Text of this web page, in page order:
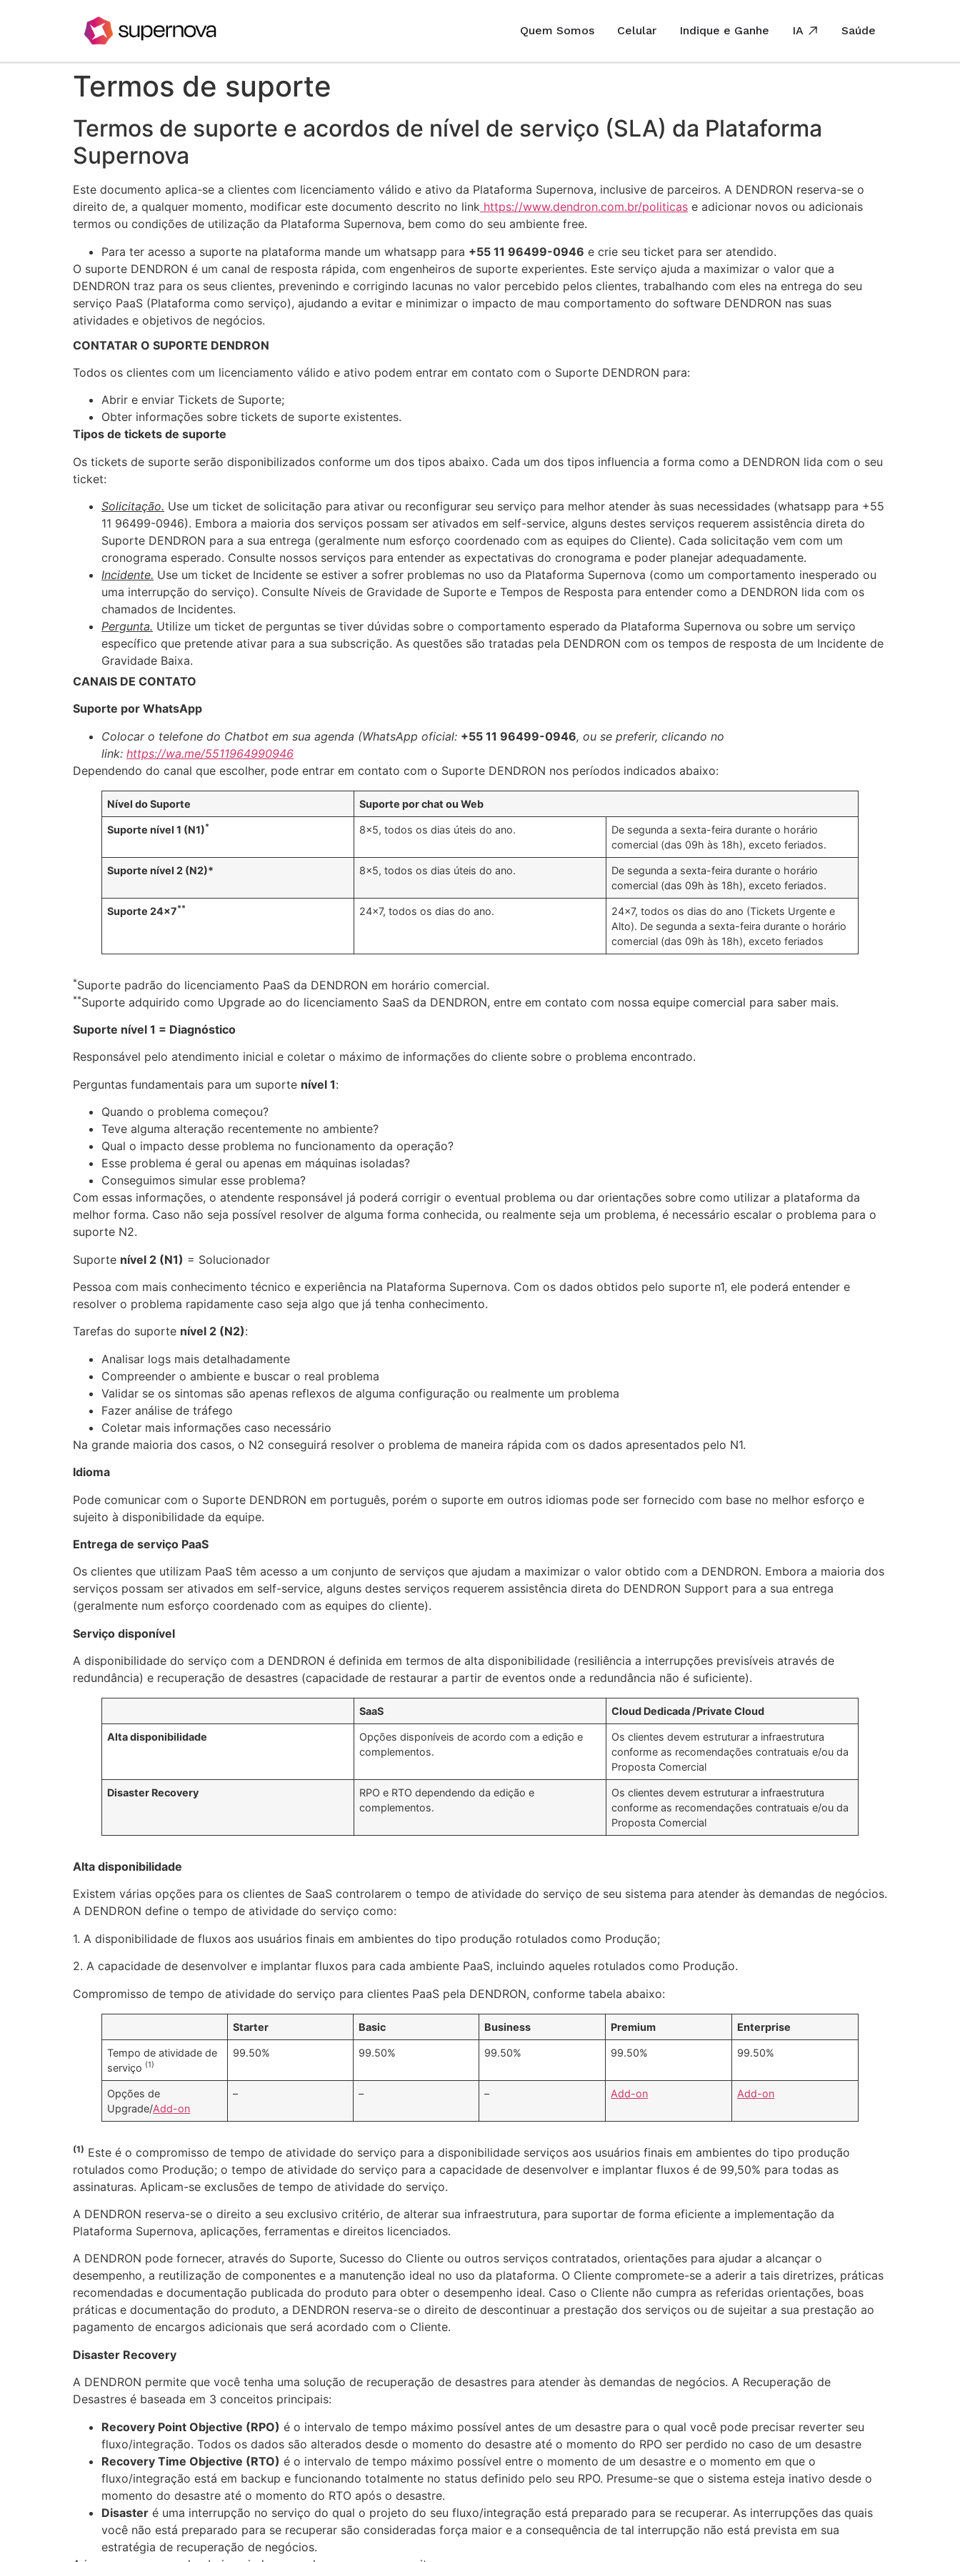
Quem Somos Celular Indique e Ganhe IA Saúde
Termos de suporte
Termos de suporte e acordos de nível de serviço (SLA) da Plataforma
Supernova
Este documento aplica-se a clientes com licenciamento válido e ativo da Plataforma Supernova, inclusive de parceiros. A DENDRON reserva-se o
direito de, a qualquer momento, modificar este documento descrito no link https://www.dendron.com.br/politicas e adicionar novos ou adicionais
termos ou condições de utilização da Plataforma Supernova, bem como do seu ambiente free.
Para ter acesso a suporte na plataforma mande um whatsapp para +55 11 96499-0946 e crie seu ticket para ser atendido.
O suporte DENDRON é um canal de resposta rápida, com engenheiros de suporte experientes. Este serviço ajuda a maximizar o valor que a
DENDRON traz para os seus clientes, prevenindo e corrigindo lacunas no valor percebido pelos clientes, trabalhando com eles na entrega do seu
serviço PaaS (Plataforma como serviço), ajudando a evitar e minimizar o impacto de mau comportamento do software DENDRON nas suas
atividades e objetivos de negócios.
CONTATAR O SUPORTE DENDRON
Todos os clientes com um licenciamento válido e ativo podem entrar em contato com o Suporte DENDRON para:
Abrir e enviar Tickets de Suporte;
Obter informações sobre tickets de suporte existentes.
Tipos de tickets de suporte
Os tickets de suporte serão disponibilizados conforme um dos tipos abaixo. Cada um dos tipos influencia a forma como a DENDRON lida com o seu
ticket:
Solicitação. Use um ticket de solicitação para ativar ou reconfigurar seu serviço para melhor atender às suas necessidades (whatsapp para +55
11 96499-0946). Embora a maioria dos serviços possam ser ativados em self-service, alguns destes serviços requerem assistência direta do
Suporte DENDRON para a sua entrega (geralmente num esforço coordenado com as equipes do Cliente). Cada solicitação vem com um
cronograma esperado. Consulte nossos serviços para entender as expectativas do cronograma e poder planejar adequadamente.
Incidente. Use um ticket de Incidente se estiver a sofrer problemas no uso da Plataforma Supernova (como um comportamento inesperado ou
uma interrupção do serviço). Consulte Níveis de Gravidade de Suporte e Tempos de Resposta para entender como a DENDRON lida com os
chamados de Incidentes.
Pergunta. Utilize um ticket de perguntas se tiver dúvidas sobre o comportamento esperado da Plataforma Supernova ou sobre um serviço
específico que pretende ativar para a sua subscrição. As questões são tratadas pela DENDRON com os tempos de resposta de um Incidente de
Gravidade Baixa.
CANAIS DE CONTATO
Suporte por WhatsApp
Colocar o telefone do Chatbot em sua agenda (WhatsApp oficial: +55 11 96499-0946, ou se preferir, clicando no
link: https://wa.me/5511964990946
Dependendo do canal que escolher, pode entrar em contato com o Suporte DENDRON nos períodos indicados abaixo:
Nível do Suporte Suporte por chat ou Web
Suporte nível 1 (N1)* 8×5, todos os dias úteis do ano.
De segunda a sexta-feira durante o horário
comercial (das 09h às 18h), exceto feriados.
Suporte nível 2 (N2)* 8×5, todos os dias úteis do ano.
De segunda a sexta-feira durante o horário
comercial (das 09h às 18h), exceto feriados.
Suporte 24×7** 24×7, todos os dias do ano.
24×7, todos os dias do ano (Tickets Urgente e
Alto). De segunda a sexta-feira durante o horário
comercial (das 09h às 18h), exceto feriados
*Suporte padrão do licenciamento PaaS da DENDRON em horário comercial.
**Suporte adquirido como Upgrade ao do licenciamento SaaS da DENDRON, entre em contato com nossa equipe comercial para saber mais.
Suporte nível 1 = Diagnóstico
Responsável pelo atendimento inicial e coletar o máximo de informações do cliente sobre o problema encontrado.
Perguntas fundamentais para um suporte nível 1:
Quando o problema começou?
Teve alguma alteração recentemente no ambiente?
Qual o impacto desse problema no funcionamento da operação?
Esse problema é geral ou apenas em máquinas isoladas?
Conseguimos simular esse problema?
Com essas informações, o atendente responsável já poderá corrigir o eventual problema ou dar orientações sobre como utilizar a plataforma da
melhor forma. Caso não seja possível resolver de alguma forma conhecida, ou realmente seja um problema, é necessário escalar o problema para o
suporte N2.
Suporte nível 2 (N1) = Solucionador
Pessoa com mais conhecimento técnico e experiência na Plataforma Supernova. Com os dados obtidos pelo suporte n1, ele poderá entender e
resolver o problema rapidamente caso seja algo que já tenha conhecimento.
Tarefas do suporte nível 2 (N2):
Analisar logs mais detalhadamente
Compreender o ambiente e buscar o real problema
Validar se os sintomas são apenas reflexos de alguma configuração ou realmente um problema
Fazer análise de tráfego
Coletar mais informações caso necessário
Na grande maioria dos casos, o N2 conseguirá resolver o problema de maneira rápida com os dados apresentados pelo N1.
Idioma
Pode comunicar com o Suporte DENDRON em português, porém o suporte em outros idiomas pode ser fornecido com base no melhor esforço e
sujeito à disponibilidade da equipe.
Entrega de serviço PaaS
Os clientes que utilizam PaaS têm acesso a um conjunto de serviços que ajudam a maximizar o valor obtido com a DENDRON. Embora a maioria dos
serviços possam ser ativados em self-service, alguns destes serviços requerem assistência direta do DENDRON Support para a sua entrega
(geralmente num esforço coordenado com as equipes do cliente).
Serviço disponível
A disponibilidade do serviço com a DENDRON é definida em termos de alta disponibilidade (resiliência a interrupções previsíveis através de
redundância) e recuperação de desastres (capacidade de restaurar a partir de eventos onde a redundância não é suficiente).
SaaS Cloud Dedicada /Private Cloud
Alta disponibilidade
Opções disponíveis de acordo com a edição e
complementos.
Os clientes devem estruturar a infraestrutura
conforme as recomendações contratuais e/ou da
Proposta Comercial
Disaster Recovery
RPO e RTO dependendo da edição e
complementos.
Os clientes devem estruturar a infraestrutura
conforme as recomendações contratuais e/ou da
Proposta Comercial
Alta disponibilidade
Existem várias opções para os clientes de SaaS controlarem o tempo de atividade do serviço de seu sistema para atender às demandas de negócios.
A DENDRON define o tempo de atividade do serviço como:
1. A disponibilidade de fluxos aos usuários finais em ambientes do tipo produção rotulados como Produção;
2. A capacidade de desenvolver e implantar fluxos para cada ambiente PaaS, incluindo aqueles rotulados como Produção.
Compromisso de tempo de atividade do serviço para clientes PaaS pela DENDRON, conforme tabela abaixo:
Starter Basic Business Premium Enterprise
Tempo de atividade de
serviço (1)
99.50% 99.50% 99.50% 99.50% 99.50%
Opções de
Upgrade/Add-on
– – – Add-on Add-on
(1) Este é o compromisso de tempo de atividade do serviço para a disponibilidade serviços aos usuários finais em ambientes do tipo produção
rotulados como Produção; o tempo de atividade do serviço para a capacidade de desenvolver e implantar fluxos é de 99,50% para todas as
assinaturas. Aplicam-se exclusões de tempo de atividade do serviço.
A DENDRON reserva-se o direito a seu exclusivo critério, de alterar sua infraestrutura, para suportar de forma eficiente a implementação da
Plataforma Supernova, aplicações, ferramentas e direitos licenciados.
A DENDRON pode fornecer, através do Suporte, Sucesso do Cliente ou outros serviços contratados, orientações para ajudar a alcançar o
desempenho, a reutilização de componentes e a manutenção ideal no uso da plataforma. O Cliente compromete-se a aderir a tais diretrizes, práticas
recomendadas e documentação publicada do produto para obter o desempenho ideal. Caso o Cliente não cumpra as referidas orientações, boas
práticas e documentação do produto, a DENDRON reserva-se o direito de descontinuar a prestação dos serviços ou de sujeitar a sua prestação ao
pagamento de encargos adicionais que será acordado com o Cliente.
Disaster Recovery
A DENDRON permite que você tenha uma solução de recuperação de desastres para atender às demandas de negócios. A Recuperação de
Desastres é baseada em 3 conceitos principais:
Recovery Point Objective (RPO) é o intervalo de tempo máximo possível antes de um desastre para o qual você pode precisar reverter seu
fluxo/integração. Todos os dados são alterados desde o momento do desastre até o momento do RPO ser perdido no caso de um desastre
Recovery Time Objective (RTO) é o intervalo de tempo máximo possível entre o momento de um desastre e o momento em que o
fluxo/integração está em backup e funcionando totalmente no status definido pelo seu RPO. Presume-se que o sistema esteja inativo desde o
momento do desastre até o momento do RTO após o desastre.
Disaster é uma interrupção no serviço do qual o projeto do seu fluxo/integração está preparado para se recuperar. As interrupções das quais
você não está preparado para se recuperar são consideradas força maior e a consequência de tal interrupção não está prevista em sua
estratégia de recuperação de negócios.